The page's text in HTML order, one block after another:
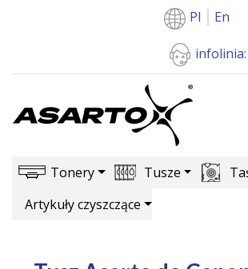
Pl En
infolinia:
Tonery Tusze
Artykuły czyszczące